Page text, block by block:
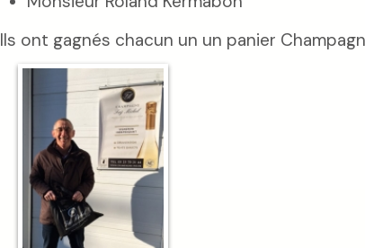
Ils ont gagnés chacun un un panier